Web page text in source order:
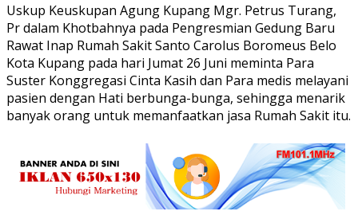
Uskup Keuskupan Agung Kupang Mgr. Petrus Turang,
Pr dalam Khotbahnya pada Pengresmian Gedung Baru
Rawat Inap Rumah Sakit Santo Carolus Boromeus Belo
Kota Kupang pada hari Jumat 26 Juni meminta Para
Suster Konggregasi Cinta Kasih dan Para medis melayani
pasien dengan Hati berbunga-bunga, sehingga menarik
banyak orang untuk memanfaatkan jasa Rumah Sakit itu.